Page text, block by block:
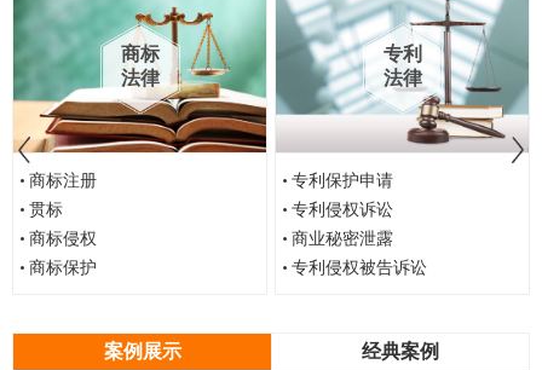
商标
法律
商标注册
贯标
商标侵权
商标保护
专利
法律
专利保护申请
专利侵权诉讼
商业秘密泄露
专利侵权被告诉讼
案例展示 经典案例